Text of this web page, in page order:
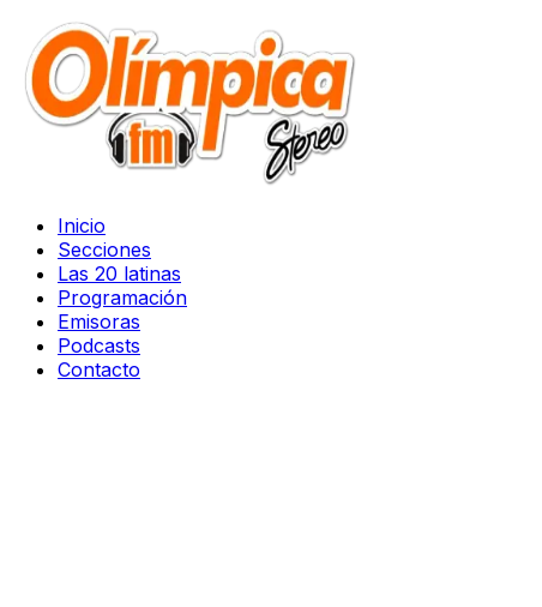
Inicio
Secciones
Las 20 latinas
Programación
Emisoras
Podcasts
Contacto